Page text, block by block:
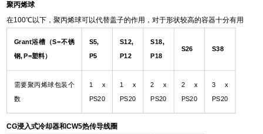
聚丙烯球
在100℃以下，聚丙烯球可以代替盖子的作用，对于形状较高的容器十分有用
Grant浴槽（S=不锈
钢, P=塑料）
S5,
P5
S12,
P12
S18,
P18
S26 S38
需要聚丙烯球包装个
数
1 x
PS20
1 x
PS20
2 x
PS20
2 x
PS20
3 x
PS20
CG浸入式冷却器和CW5热传导线圈